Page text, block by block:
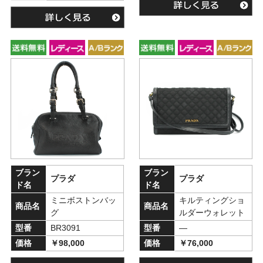
ブラン
ド名
プラダ
商品名
ミニボストンバッ
グ
型番
BR3091
価格
￥98,000
ブラン
ド名
プラダ
商品名
キルティングショ
ルダーウォレット
型番
―
価格
￥76,000